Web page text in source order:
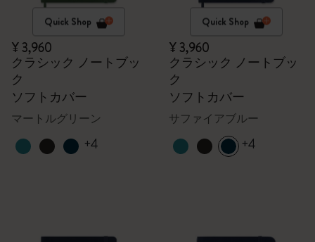
Quick Shop
¥ 3,960
クラシック ノートブッ
ク
ソフトカバー
マートルグリーン
+4
Quick Shop
¥ 3,960
クラシック ノートブッ
ク
ソフトカバー
サファイアブルー
+4